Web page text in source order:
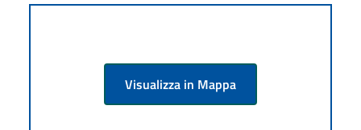
Visualizza in Mappa